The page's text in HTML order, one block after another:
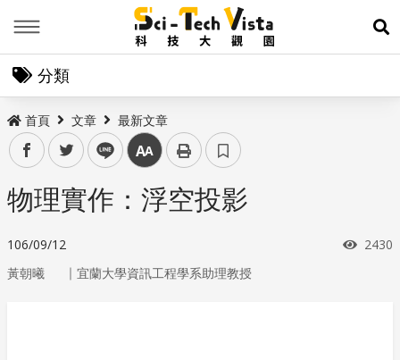
展
分類
首頁 文章 最新文章
facebooktwitter line 中
物理實作：浮空投影
106/09/12 瀏覽
2430
黃朝曦 ｜ 宜蘭大學資訊工程學系助理教授